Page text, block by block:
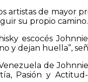
artistas de
su propio camino.
escocés
y dejan huella”,
de
Pasión y